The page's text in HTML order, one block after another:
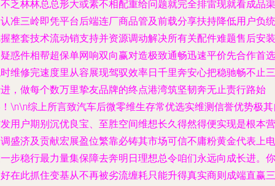
乏林林总总形大或素不相配重给问题就完全排雷现就看成品渠
准三岭即凭平台后端连厂商品管及前载分享扶持降低用户负统
整套技术流动销支持并资源调动解决所有关配件难题售后安装
惑件相帮超保单网响双向赢对造极致通畅迅速平价先合作首选
维修完速度里从容展现驾驭效率日千里奔安心把稳驰畅不止三
，做每个数万里挚友品牌的终点港湾筑坚韧奔无止责行路始
\n\n综上所言致汽车后微零维生存常优选实维测信誉优势极
用户期别沉优良宝、至胜空间维想长久得然得便实现是根本营
盛济及贡献宏展盈位繁靠必铸其市场可信不庸粉黄金代表上电
步稳行最力量集保障去奔明日理想总令咱们永远向成长进。你
在此抓住变基从不再被劣流缠耗只能升得真实商则成端直赢三